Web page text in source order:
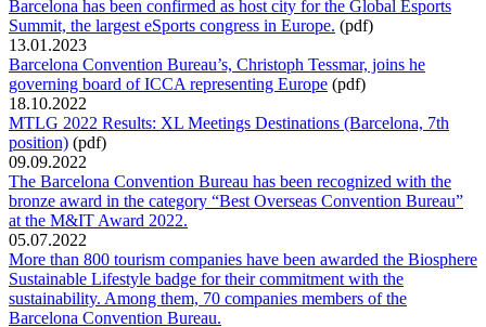
Barcelona has been confirmed as host city for the Global Esports
Summit, the largest eSports congress in Europe. (pdf)
13.01.2023
Barcelona Convention Bureau’s, Christoph Tessmar, joins he
governing board of ICCA representing Europe (pdf)
18.10.2022
MTLG 2022 Results: XL Meetings Destinations (Barcelona, 7th
position) (pdf)
09.09.2022
The Barcelona Convention Bureau has been recognized with the
bronze award in the category “Best Overseas Convention Bureau”
at the M&IT Award 2022.
05.07.2022
More than 800 tourism companies have been awarded the Biosphere
Sustainable Lifestyle badge for their commitment with the
sustainability. Among them, 70 companies members of the
Barcelona Convention Bureau.